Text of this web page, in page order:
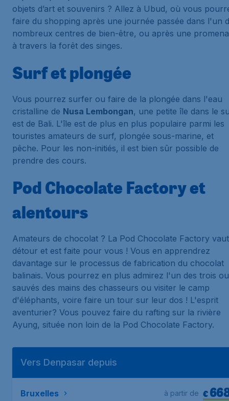
objets d’art et souvenirs ? Allez à Ubud, où vous
faire du shopping après une journée passée dans l'un
nombreux centres de bien-être, ou après une
à travers la forêt des singes.
Surf et plongée
Vous pourrez surfer ou faire de la plongée dans l'eau
cristalline de Nusa Lembongan, une petite île dans le
est de Bali. L'île est de plus en plus populaire parmi les
touristes amateurs de surf, plongée sous-marine, et
pêche. Pour les non-initiés, il est bien sûr possible de
prendre des cours.
Pod Chocolate Factory et
alentours
Amateurs de chocolat ? La Pod Chocolate Factory
détour et est faite pour vous ! Vous en apprendrez
davantage sur le processus de fabrication du chocolat
balinais. Vous pourrez en plus admirez l'un des trois
sauvés des mains des chasseurs ou visiter le camp
d'éléphants, voire faire un tour sur leur dos ! L'esprit
aventurier? Vous pouvez faire du rafting sur la rivière
Ayung, située non loin de la Pod Chocolate Factory.
Vers Denpasar depuis
Bruxelles €
à partir de